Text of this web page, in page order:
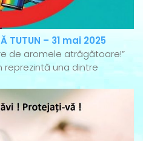
TUTUN – 31 mai 2025
de aromele atrăgătoare!”
reprezintă una dintre